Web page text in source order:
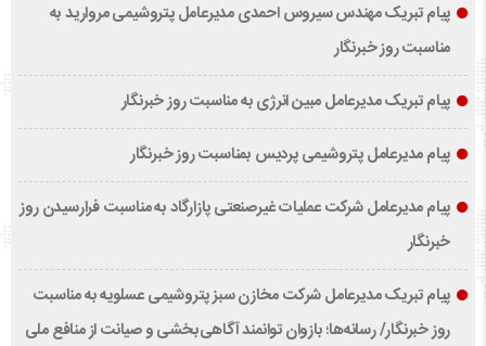
پیام تبریک مهندس سیروس احمدی مدیرعامل پتروشیمی مروارید به
مناسبت روز خبرنگار
پیام تبریک مدیرعامل مبین انرژی به مناسبت روز خبرنگار
پیام مدیرعامل پتروشیمی پردیس بمناسبت روز خبرنگار
پیام مدیرعامل شرکت عملیات غیرصنعتی پازارگاد به مناسبت فرارسیدن روز
خبرنگار
پیام تبریک مدیرعامل شرکت مخازن سبز پتروشیمی عسلویه به مناسبت
روز خبرنگار/ رسانه‌ها؛ بازوان توانمند آگاهی‌بخشی و صیانت از منافع ملی